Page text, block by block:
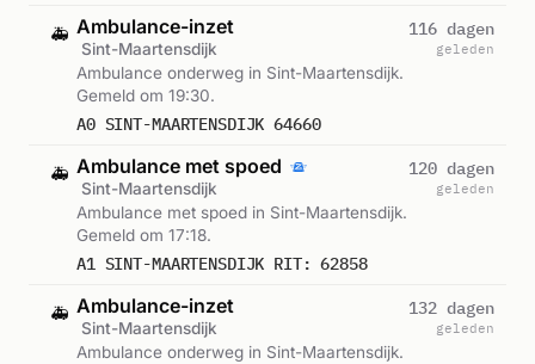
🚑 Ambulance-inzet
Sint-Maartensdijk
Ambulance onderweg in Sint-Maartensdijk.
Gemeld om 19:30.
A0 SINT-MAARTENSDIJK 64660
116 dagen
geleden
🚑 Ambulance met spoed
Sint-Maartensdijk
Ambulance met spoed in Sint-Maartensdijk.
Gemeld om 17:18.
A1 SINT-MAARTENSDIJK RIT: 62858
120 dagen
geleden
🚑 Ambulance-inzet
Sint-Maartensdijk
Ambulance onderweg in Sint-Maartensdijk.
132 dagen
geleden